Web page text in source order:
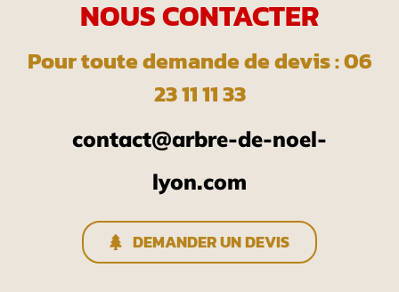
NOUS CONTACTER
Pour toute demande de devis : 06
23 11 11 33
contact@arbre-de-noel-
lyon.com
DEMANDER UN DEVIS